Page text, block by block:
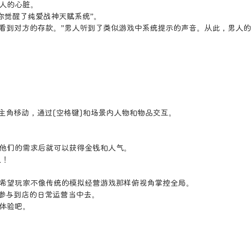
的心脏。
醒了纯爱战神天赋系统”。
到对方的存款。”男人听到了类似游戏中系统提示的声音。从此，男人的
移动，通过[空格键]和场景内人物和物品交互。
们的需求后就可以获得金钱和人气。
望玩家不像传统的模拟经营游戏那样俯视角掌控全局。
与到店的日常运营当中去。
验吧。